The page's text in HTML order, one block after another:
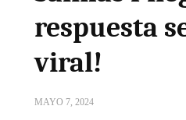
respuesta
viral!
MAYO 7, 2024